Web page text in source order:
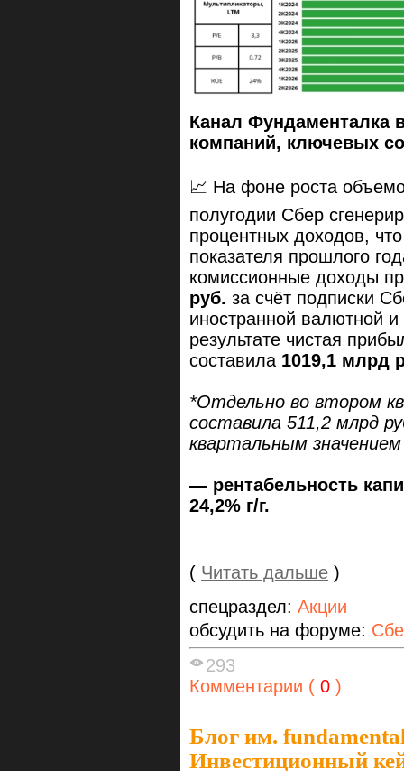
Канал Фундаменталка
компаний, ключевых
📈 На фоне роста
полугодии Сбер
процентных доходов,
показателя прошлого
комиссионные доходы
руб. за счёт подписки
иностранной валютной
результате чистая
составила 1019,1 млрд
*Отдельно во втором
составила 511,2 млрд
квартальным
— рентабельность
24,2% г/г.
( Читать дальше )
спецраздел: Акции
обсудить на форуме:
293
Комментарии ( 0 )
Блог им.
Инвестиционный